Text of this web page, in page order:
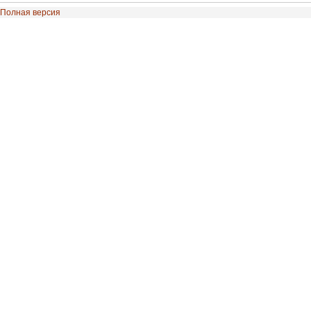
Полная версия